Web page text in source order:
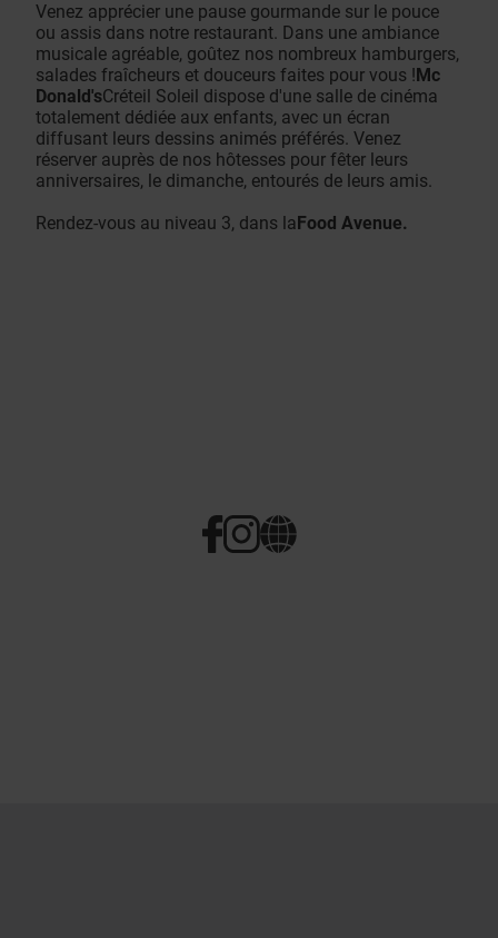
Venez apprécier une pause gourmande sur le pouce
ou assis dans notre restaurant. Dans une ambiance
musicale agréable, goûtez nos nombreux hamburgers,
salades fraîcheurs et douceurs faites pour vous ! Mc
Donald'sCréteil Soleil dispose d'une salle de cinéma
totalement dédiée aux enfants, avec un écran
diffusant leurs dessins animés préférés. Venez
réserver auprès de nos hôtesses pour fêter leurs
anniversaires, le dimanche, entourés de leurs amis.
Rendez-vous au niveau 3, dans la Food Avenue.